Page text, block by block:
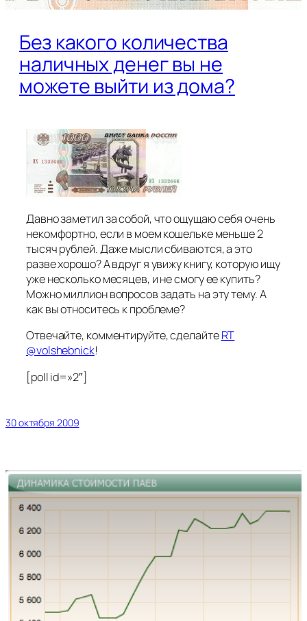
Без какого количества
наличных денег вы не
можете выйти из дома?
Давно заметил за собой, что ощущаю себя очень
некомфортно, если в моем кошельке меньше 2
тысяч рублей. Даже мысли сбиваются, а это
разве хорошо? А вдруг я увижу книгу, которую ищу
уже несколько месяцев, и не смогу ее купить?
Можно миллион вопросов задать на эту тему. А
как вы относитесь к проблеме?
Отвечайте, комментируйте, сделайтеRT
@volshebnick!
[poll id=»2″]
30 октября 2009